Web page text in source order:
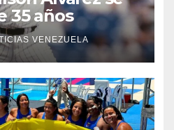
35 años
VENEZUELA